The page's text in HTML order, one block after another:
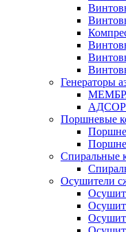
Генераторы
Поршневые
Спиральные
Осушители